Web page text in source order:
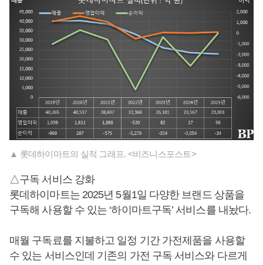
▲ 롯데하이마트의 실적 그래프. <비즈니스포스트>
△구독 서비스 강화
롯데하이마트는 2025년 5월1일 다양한 브랜드 상품을
구독해 사용할 수 있는 ‘하이마트구독’ 서비스를 내놨다.
매월 구독료를 지불하고 일정 기간 가전제품을 사용할
수 있는 서비스인데 기존의 가전 구독 서비스와 다르게